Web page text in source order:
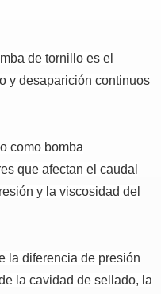
de tornillo es el
y desaparición continuos
como bomba
que afectan el caudal
y la viscosidad del
la diferencia de presión
la cavidad de sellado, la